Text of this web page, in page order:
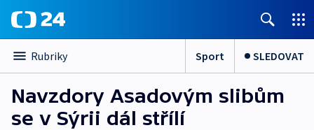
Rubriky Sport SLEDOVAT
Navzdory Asadovým slibům
se v Sýrii dál střílí